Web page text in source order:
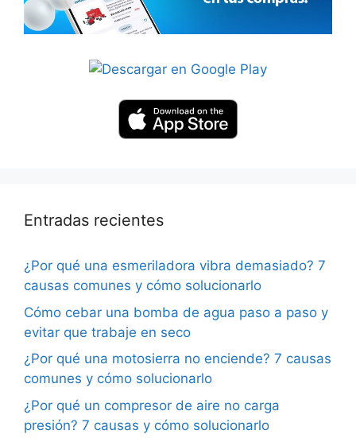
Entradas recientes
¿Por qué una esmeriladora vibra demasiado? 7
causas comunes y cómo solucionarlo
Cómo cebar una bomba de agua paso a paso y
evitar que trabaje en seco
¿Por qué una motosierra no enciende? 7 causas
comunes y cómo solucionarlo
¿Por qué un compresor de aire no carga
presión? 7 causas y cómo solucionarlo